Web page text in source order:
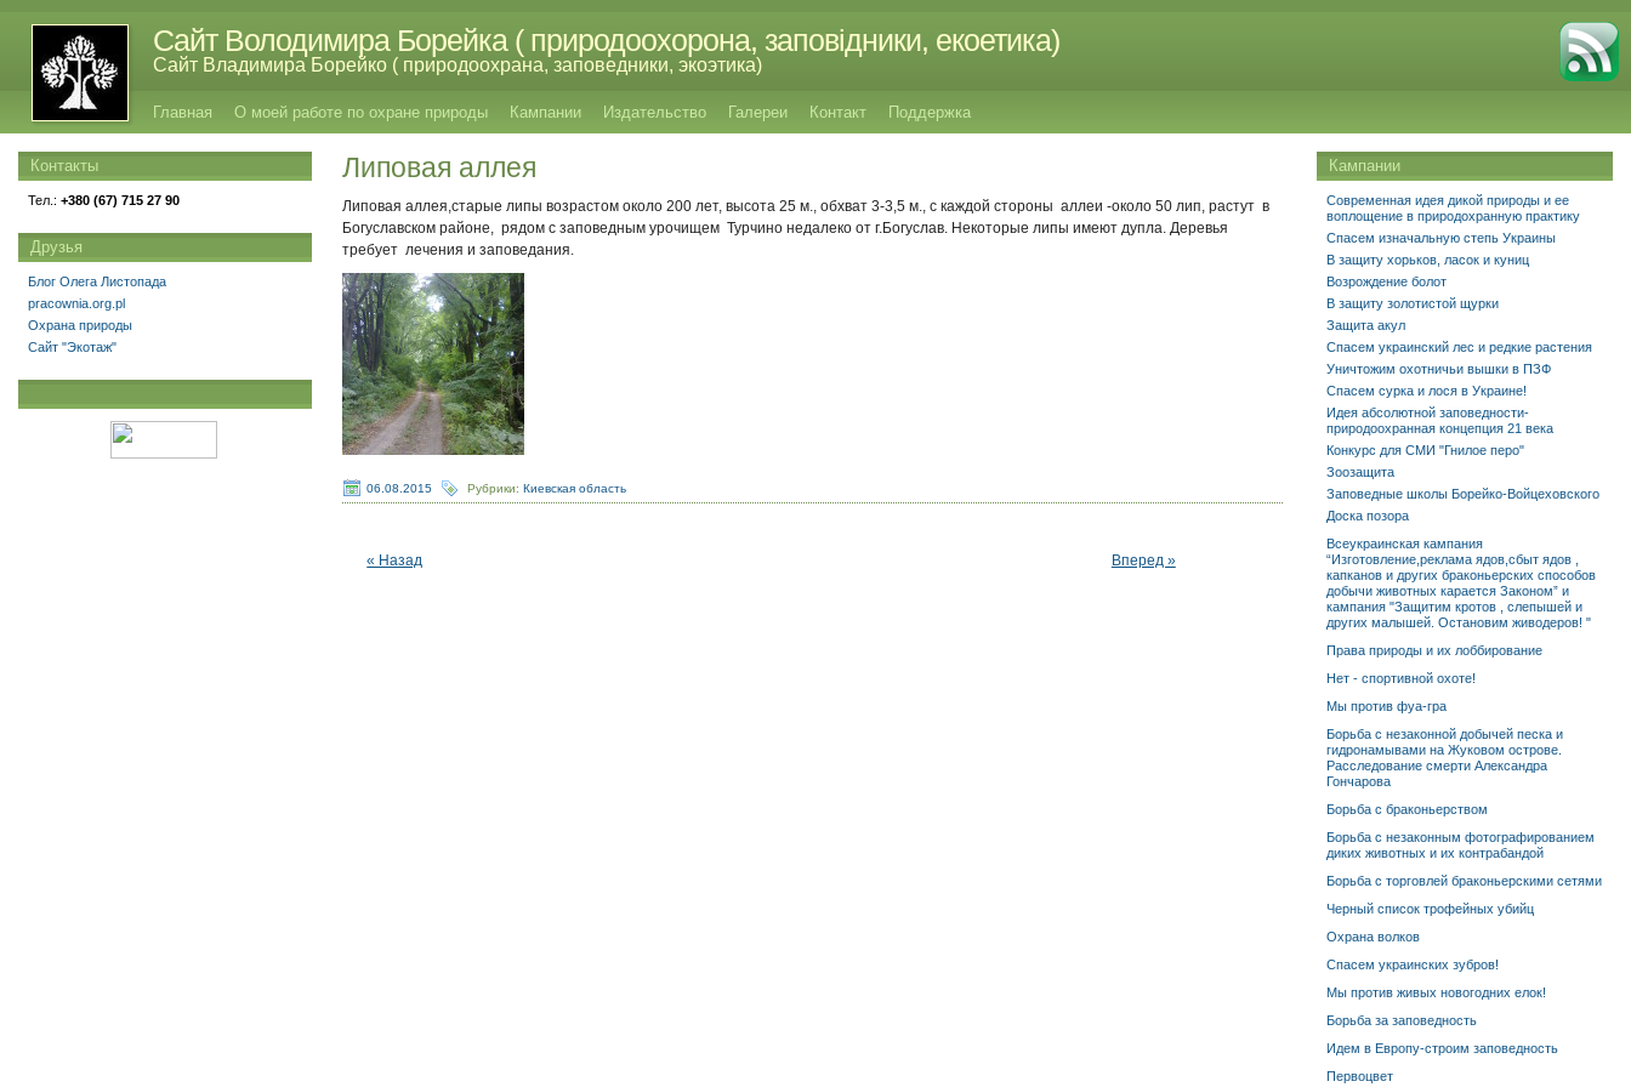
Сайт Володимира Борейка ( природоохорона, заповідники, екоетика)
Сайт Владимира Борейко ( природоохрана, заповедники, экоэтика)
Главная О моей работе по охране природы Кампании Издательство Галереи Контакт Поддержка
Липовая аллея
Липовая аллея,старые липы возрастом около 200 лет, высота 25 м., обхват 3-3,5 м., с каждой стороны аллеи -около 50 лип, растут в
Богуславском районе, рядом с заповедным урочищем Турчино недалеко от г.Богуслав. Некоторые липы имеют дупла. Деревья
требует лечения и заповедания.
06.08.2015 Рубрики:Киевская область
« Назад Вперед »
Кампании
Современная идея дикой природы и ее
воплощение в природохранную практику
Спасем изначальную степь Украины
В защиту хорьков, ласок и куниц
Возрождение болот
В защиту золотистой щурки
Защита акул
Спасем украинский лес и редкие растения
Уничтожим охотничьи вышки в ПЗФ
Спасем сурка и лося в Украине!
Идея абсолютной заповедности-
природоохранная концепция 21 века
Конкурс для СМИ "Гнилое перо"
Зоозащита
Заповедные школы Борейко-Войцеховского
Доска позора
Всеукраинская кампания
“Изготовление,реклама ядов,сбыт ядов ,
капканов и других браконьерских способов
добычи животных карается Законом” и
кампания "Защитим кротов , слепышей и
других малышей. Остановим живодеров! "
Права природы и их лоббирование
Нет - спортивной охоте!
Мы против фуа-гра
Борьба с незаконной добычей песка и
гидронамывами на Жуковом острове.
Расследование смерти Александра
Гончарова
Борьба с браконьерством
Борьба с незаконным фотографированием
диких животных и их контрабандой
Борьба с торговлей браконьерскими сетями
Черный список трофейных убийц
Охрана волков
Спасем украинских зубров!
Мы против живых новогодних елок!
Борьба за заповедность
Идем в Европу-строим заповедность
Первоцвет
Контакты
Тел.: +380 (67) 715 27 90
Друзья
Блог Олега Листопада
pracownia.org.pl
Охрана природы
Сайт "Экотаж"